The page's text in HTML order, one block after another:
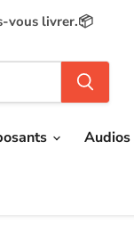
vous livrer.📦
Audios